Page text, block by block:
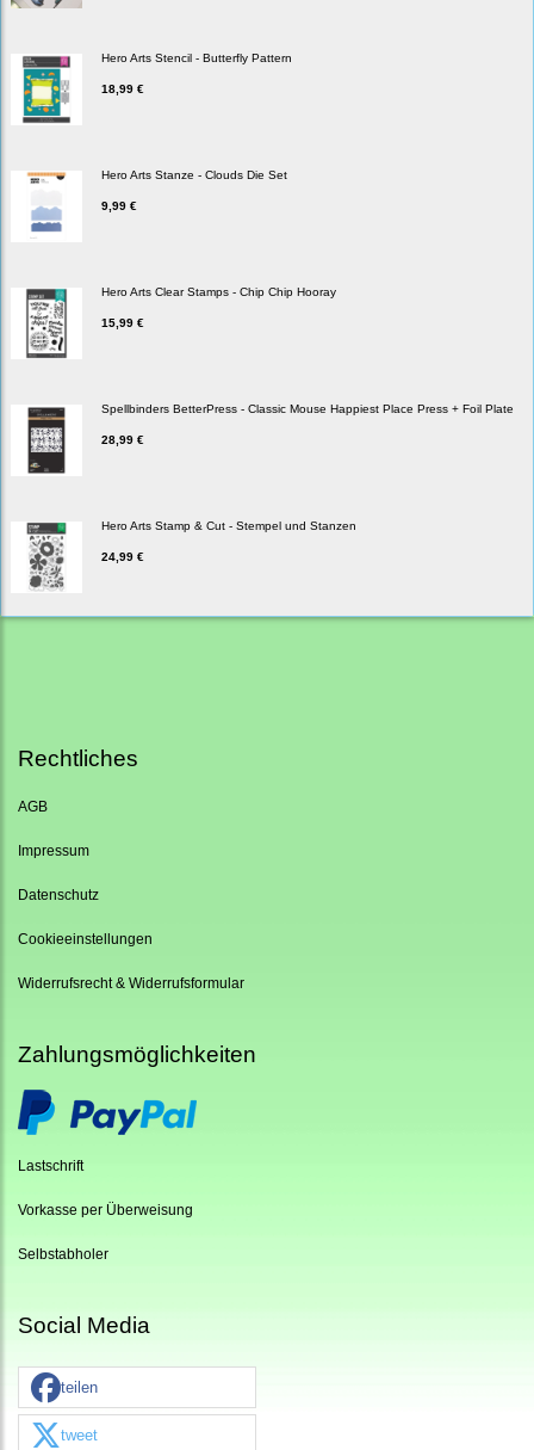
Hero Arts Stencil - Butterfly Pattern
18,99 €
Hero Arts Stanze - Clouds Die Set
9,99 €
Hero Arts Clear Stamps - Chip Chip Hooray
15,99 €
Spellbinders BetterPress - Classic Mouse Happiest Place Press + Foil Plate
28,99 €
Hero Arts Stamp & Cut - Stempel und Stanzen
24,99 €
Rechtliches
AGB
Impressum
Datenschutz
Cookieeinstellungen
Widerrufsrecht & Widerrufsformular
Zahlungsmöglichkeiten
Lastschrift
Vorkasse per Überweisung
Selbstabholer
Social Media
teilen
tweet